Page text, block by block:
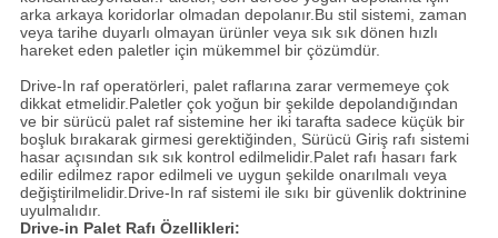
arka arkaya koridorlar olmadan depolanır.Bu stil sistemi, zaman
veya tarihe duyarlı olmayan ürünler veya sık sık dönen hızlı
hareket eden paletler için mükemmel bir çözümdür.
Drive-In raf operatörleri, palet raflarına zarar vermemeye çok
dikkat etmelidir.Paletler çok yoğun bir şekilde depolandığından
ve bir sürücü palet raf sistemine her iki tarafta sadece küçük bir
boşluk bırakarak girmesi gerektiğinden, Sürücü Giriş rafı sistemi
hasar açısından sık sık kontrol edilmelidir.Palet rafı hasarı fark
edilir edilmez rapor edilmeli ve uygun şekilde onarılmalı veya
değiştirilmelidir.Drive-In raf sistemi ile sıkı bir güvenlik doktrinine
uyulmalıdır.
Drive-in Palet Rafı Özellikleri: